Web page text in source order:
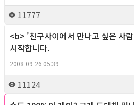
11777
<b> '친구사이에서 만나고 싶은 사
시작합니다.
2008-09-26 05:39
11124